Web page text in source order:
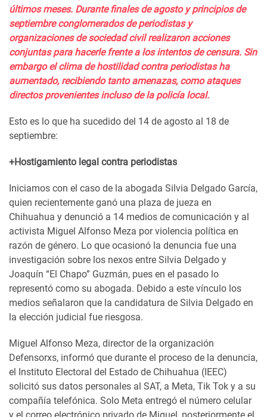
últimos meses. Durante finales de agosto y principios de
septiembre conglomerados de periodistas y
organizaciones de sociedad civil realizaron acciones
conjuntas para hacerle frente a los intentos de censura. Sin
embargo el clima de hostilidad contra periodistas ha
aumentado, recibiendo tanto amenazas, como ataques
directos provenientes incluso de la policía local.
Esto es lo que ha sucedido del 14 de agosto al 18 de
septiembre:
+Hostigamiento legal contra periodistas
Iniciamos con el caso de la abogada Silvia Delgado García,
quien recientemente ganó una plaza de jueza en
Chihuahua y denunció a 14 medios de comunicación y al
activista Miguel Alfonso Meza por violencia política en
razón de género. Lo que ocasionó la denuncia fue una
investigación sobre los nexos entre Silvia Delgado y
Joaquín “El Chapo” Guzmán, pues en el pasado lo
representó como su abogada. Debido a este vínculo los
medios señalaron que la candidatura de Silvia Delgado en
la elección judicial fue riesgosa.
Miguel Alfonso Meza, director de la organización
Defensorxs, informó que durante el proceso de la denuncia,
el Instituto Electoral del Estado de Chihuahua (IEEC)
solicitó sus datos personales al SAT, a Meta, Tik Tok y a su
compañía telefónica. Solo Meta entregó el número celular